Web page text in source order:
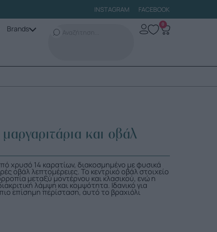
INSTAGRAM FACEBOOK
Brands 0
και οβάλ
χρυσό 14 καρατίων, διακοσμημένο με φυσικά
οβάλ λεπτομέρειες. Το κεντρικό οβάλ στοιχείο
μεταξύ μοντέρνου και κλασικού, ενώ η
λάμψη και κομψότητα. Ιδανικό για
επίσημη περίσταση, αυτό το βραχιόλι